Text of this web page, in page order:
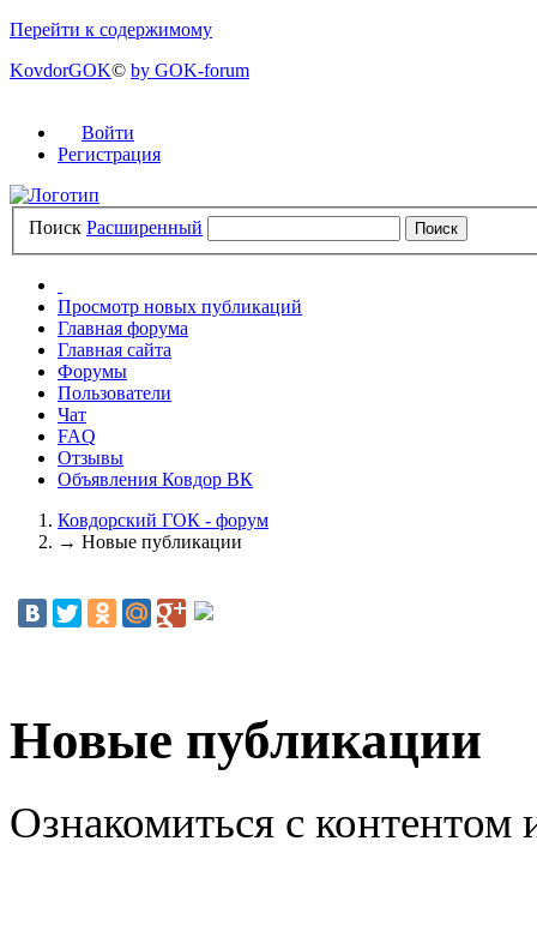
Перейти к содержимому
KovdorGOK© by GOK-forum
Войти
Регистрация
Поиск Расширенный
Просмотр новых публикаций
Главная форума
Главная сайта
Форумы
Пользователи
Чат
FAQ
Отзывы
Объявления Ковдор ВК
Ковдорский ГОК - форум
→ Новые публикации
Новые публикации
Ознакомиться с контентом